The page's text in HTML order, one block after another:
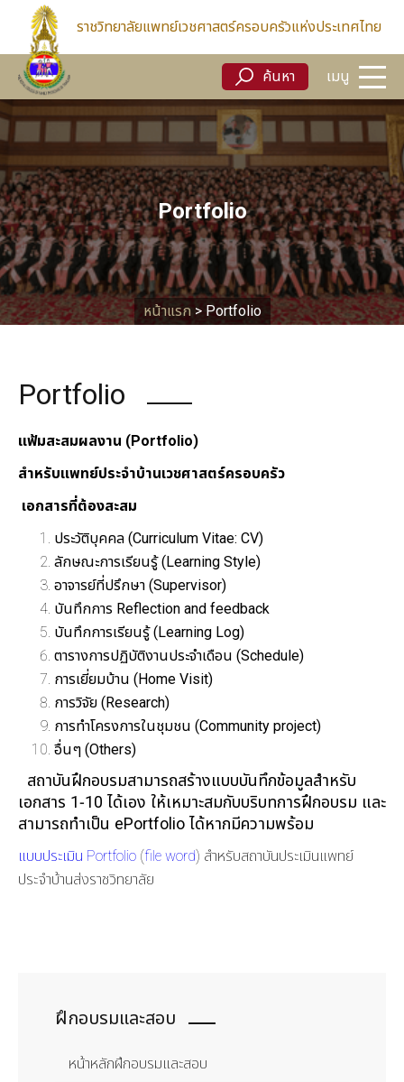
ราชวิทยาลัยแพทย์เวชศาสตร์ครอบครัวแห่งประเทศไทย
ค้นหา เมนู
ค้นหา เมนู
Portfolio
หน้าแรก> Portfolio
ฝึกอบรมและสอบ
หน้าหลักฝึกอบรมและสอบ
Portfolio
แฟ้มสะสมผลงาน (Portfolio)
สำหรับแพทย์ประจำบ้านเวชศาสตร์ครอบครัว
เอกสารที่ต้องสะสม
ประวัติบุคคล (Curriculum Vitae: CV)
ลักษณะการเรียนรู้ (Learning Style)
อาจารย์ที่ปรึกษา (Supervisor)
บันทึกการ Reflection and feedback
บันทึกการเรียนรู้ (Learning Log)
ตารางการปฏิบัติงานประจำเดือน (Schedule)
การเยี่ยมบ้าน (Home Visit)
การวิจัย (Research)
การทำโครงการในชุมชน (Community project)
อื่นๆ (Others)
สถาบันฝึกอบรมสามารถสร้างแบบบันทึกข้อมูลสำหรับ
เอกสาร 1-10 ได้เอง ให้เหมาะสมกับบริบทการฝึกอบรม และ
สามารถทำเป็น ePortfolio ได้หากมีความพร้อม
แบบประเมิน Portfolio (file word) สำหรับสถาบันประเมินแพทย์
ประจำบ้านส่งราชวิทยาลัย